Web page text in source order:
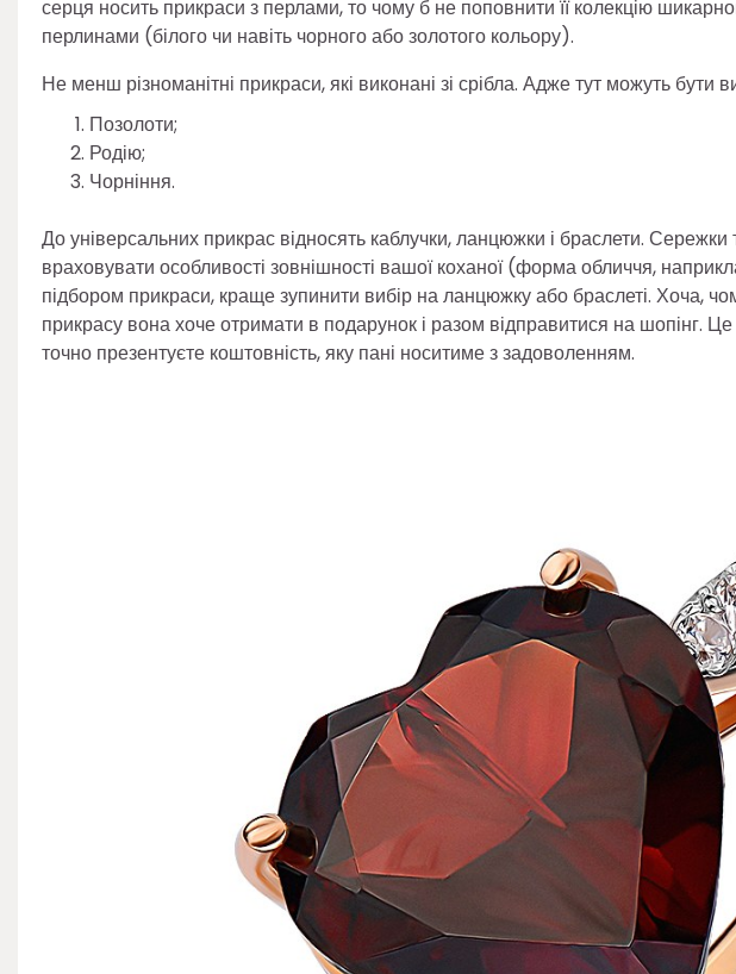
серця носить прикраси з перлами, то чому б не поповнити її колекцію
перлинами (білого чи навіть чорного або золотого кольору).
Не менш різноманітні прикраси, які виконані зі срібла. Адже тут можуть бути
Позолоти;
Родію;
Чорніння.
До універсальних прикрас відносять каблучки, ланцюжки і браслети.
враховувати особливості зовнішності вашої коханої (форма обличчя,
підбором прикраси, краще зупинити вибір на ланцюжку або браслеті. Хоча,
прикрасу вона хоче отримати в подарунок і разом відправитися на шопінг.
точно презентуєте коштовність, яку пані носитиме з задоволенням.